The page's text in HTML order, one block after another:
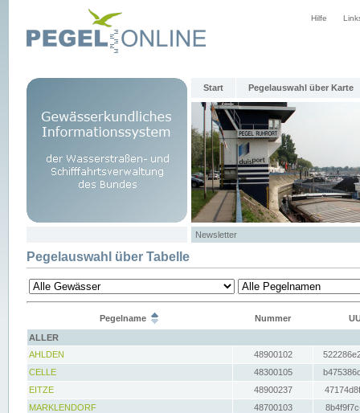
Hilfe
Start Pegelauswahl über Karte
Newsletter
Pegelauswahl über Tabelle
Pegelname Nummer
ALLER
AHLDEN
48900102
CELLE
48300105
EITZE
48900237
MARKLENDORF
48700103